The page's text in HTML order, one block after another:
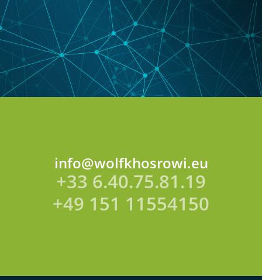
info@wolfkhosrowi.eu
+33 6.40.75.81.19
+49 151 11554150